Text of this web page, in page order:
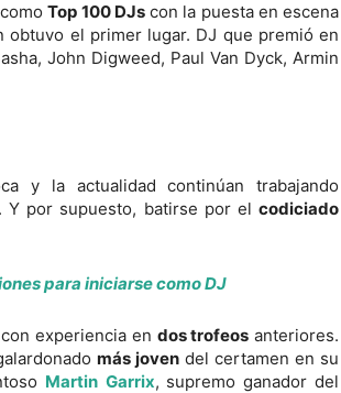
Top 100 DJscon la puesta en escena
el primer lugar. DJ que premió en
John Digweed, Paul Van Dyck, Armin
y la actualidad continúan trabajando
Y por supuesto, batirse por el codiciado
para iniciarse como DJ
experiencia en dos trofeos anteriores.
más joven del certamen en su
Martin Garrix, supremo ganador del